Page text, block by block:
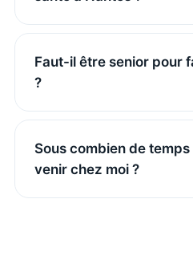
Faut-il être senior pour
?
Sous combien de
venir chez moi ?